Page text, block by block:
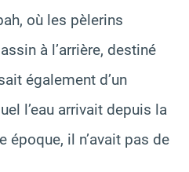
où les pèlerins
à l’arrière, destiné
également d’un
l’eau arrivait depuis la
époque, il n’avait pas de